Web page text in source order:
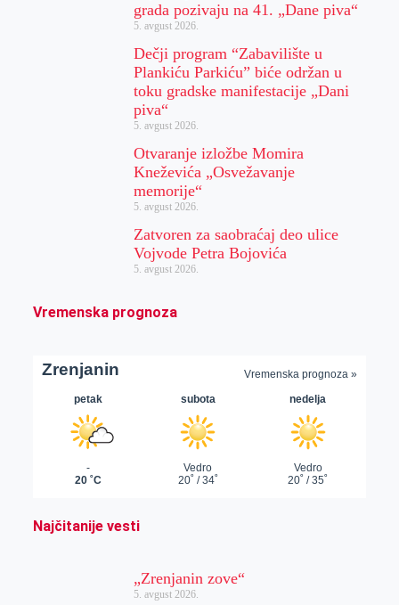
grada pozivaju na 41. „Dane piva“
5. avgust 2026.
Dečji program “Zabavilište u
Plankiću Parkiću” biće održan u
toku gradske manifestacije „Dani
piva“
5. avgust 2026.
Otvaranje izložbe Momira
Kneževića „Osvežavanje
memorije“
5. avgust 2026.
Zatvoren za saobraćaj deo ulice
Vojvode Petra Bojovića
5. avgust 2026.
Vremenska prognoza
Najčitanije vesti
„Zrenjanin zove“
5. avgust 2026.